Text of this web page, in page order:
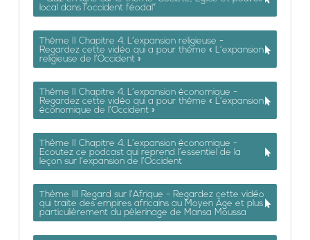
local dans l’occident féodal”
Thème II Chapitre 4. L’expansion religieuse -
Regardez cette vidéo qui a pour thème « L’expansion
religieuse de l’Occident »
Thème II Chapitre 4. L’expansion économique -
Regardez cette vidéo qui a pour thème « L’expansion
économique de l’Occident »
Thème II Chapitre 4. L’expansion économique -
Ecoutez ce podcast qui reprend l’essentiel de la
leçon sur l’expansion de l’Occident
Thème III Regard sur l’Afrique - Regardez cette vidéo
qui traite des empires africains au Moyen Âge et plus
particulièrement du pèlerinage de Mansa Moussa